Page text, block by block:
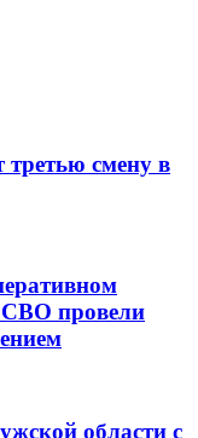
смену в
СВО провели
области с